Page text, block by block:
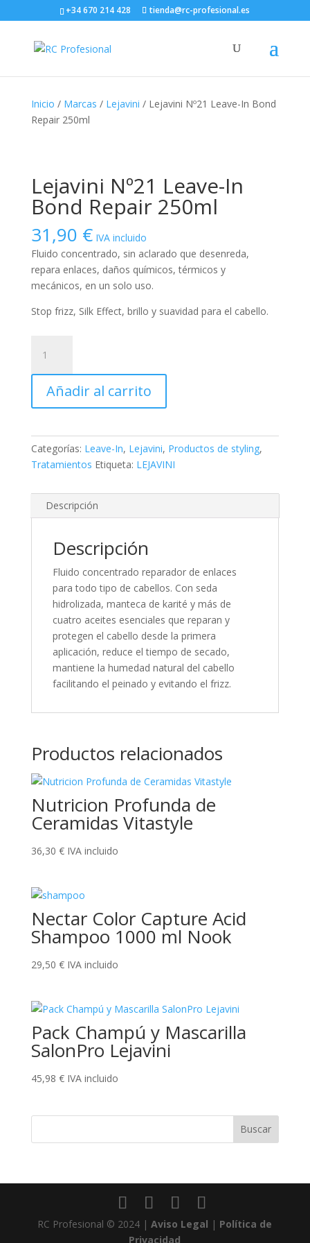
+34 670 214 428 tienda@rc-profesional.es
Inicio / Marcas / Lejavini / Lejavini Nº21 Leave-In Bond
Repair 250ml
Lejavini Nº21 Leave-In
Bond Repair 250ml
31,90 € IVA incluido
Fluido concentrado, sin aclarado que desenreda,
repara enlaces, daños químicos, térmicos y
mecánicos, en un solo uso.
Stop frizz, Silk Effect, brillo y suavidad para el cabello.
Nº21
Leave-
Bond
250ml
cantidad
Añadir al carrito
Categorías: Leave-In, Lejavini, Productos de styling,
Tratamientos Etiqueta: LEJAVINI
Descripción
Descripción
Fluido concentrado reparador de enlaces
para todo tipo de cabellos. Con seda
hidrolizada, manteca de karité y más de
cuatro aceites esenciales que reparan y
protegen el cabello desde la primera
aplicación, reduce el tiempo de secado,
mantiene la humedad natural del cabello
facilitando el peinado y evitando el frizz.
Productos relacionados
Nutricion Profunda de
Ceramidas Vitastyle
36,30 € IVA incluido
Nectar Color Capture Acid
Shampoo 1000 ml Nook
29,50 € IVA incluido
Pack Champú y Mascarilla
SalonPro Lejavini
45,98 € IVA incluido
Buscar
RC Profesional © 2024 |Aviso Legal | Política de
Privacidad